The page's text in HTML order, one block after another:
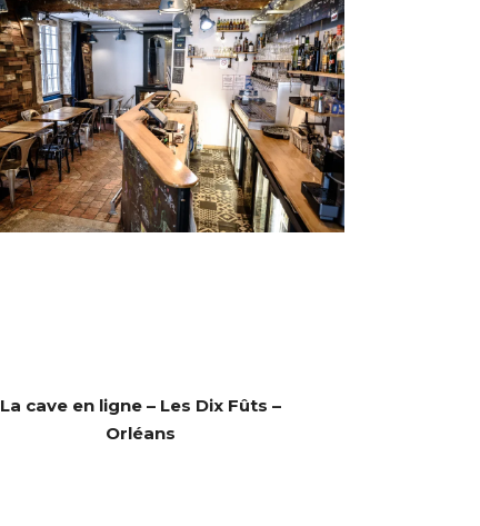
La cave en ligne – Les Dix Fûts –
Orléans